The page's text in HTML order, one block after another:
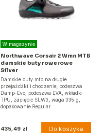
W magazynie
Northwave Corsair 2 Wmn MTB
damskie buty rowerowe
Silver
Damskie buty mtb na długie
przejażdżki i chodzenie, podeszwa
Damp-Evo, podeszwa EVA, wkładki
TPU, zapięcie SLW3, waga 335 g,
dopasowanie Regular.
435,49 zł Do koszyka